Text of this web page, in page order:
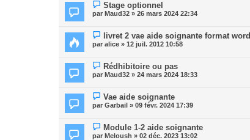
Stage optionnel
par Maud32 » 26 mars 2024 22:34
livret 2 vae aide soignante format word
par alice » 12 juil. 2012 10:58
Rédhibitoire ou pas
par Maud32 » 24 mars 2024 18:33
Vae aide soignante
par Garbail » 09 févr. 2024 17:39
Module 1-2 aide soignante
par Meloush » 02 déc. 2023 13:02